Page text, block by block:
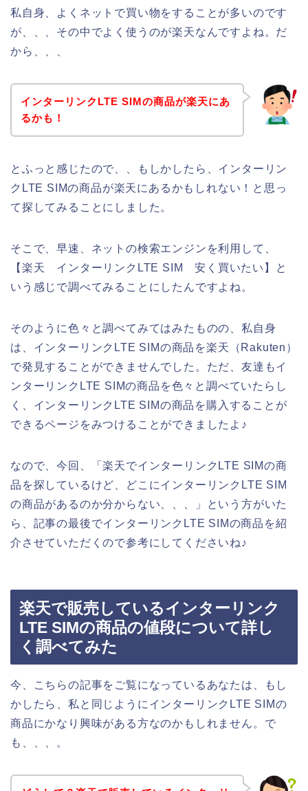
私自身、よくネットで買い物をすることが多いのです
が、、、その中でよく使うのが楽天なんですよね。だ
から、、、
インターリンクLTE SIMの商品が楽天にあ
るかも！
とふっと感じたので、、もしかしたら、インターリン
クLTE SIMの商品が楽天にあるかもしれない！と思っ
て探してみることにしました。
そこで、早速、ネットの検索エンジンを利用して、
【楽天 インターリンクLTE SIM 安く買いたい】と
いう感じで調べてみることにしたんですよね。
そのように色々と調べてみてはみたものの、私自身
は、インターリンクLTE SIMの商品を楽天（Rakuten）
で発見することができませんでした。ただ、友達もイ
ンターリンクLTE SIMの商品を色々と調べていたらし
く、インターリンクLTE SIMの商品を購入することが
できるページをみつけることができましたよ♪
なので、今回、「楽天でインターリンクLTE SIMの商
品を探しているけど、どこにインターリンクLTE SIM
の商品があるのか分からない、、、」という方がいた
ら、記事の最後でインターリンクLTE SIMの商品を紹
介させていただくので参考にしてくださいね♪
楽天で販売しているインターリンク
LTE SIMの商品の値段について詳し
く調べてみた
今、こちらの記事をご覧になっているあなたは、もし
かしたら、私と同じようにインターリンクLTE SIMの
商品にかなり興味がある方なのかもしれません。で
も、、、。